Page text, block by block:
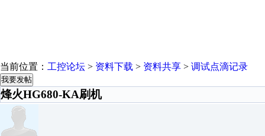
当前位置： 工控论坛 > 资料下载 > 资料共享 > 调试点滴记录
我要发帖
烽火HG680-KA刷机